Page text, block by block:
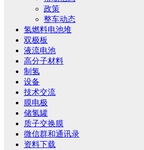
政策
整车动态
氢燃料电池堆
双极板
液流电池
高分子材料
制氢
设备
技术交流
膜电极
储氢罐
质子交换膜
微信群和通讯录
资料下载